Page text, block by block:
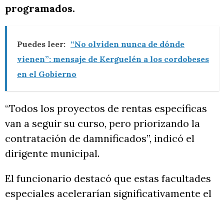
programados.
Puedes leer: “No olviden nunca de dónde
vienen”: mensaje de Kerguelén a los cordobeses
en el Gobierno
“Todos los proyectos de rentas específicas
van a seguir su curso, pero priorizando la
contratación de damnificados”, indicó el
dirigente municipal.
El funcionario destacó que estas facultades
especiales acelerarían significativamente el